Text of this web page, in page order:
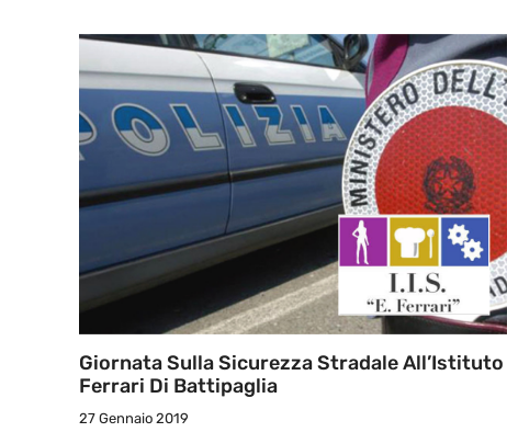
Giornata Sulla Sicurezza Stradale All’Istituto
Ferrari Di Battipaglia
27 Gennaio 2019